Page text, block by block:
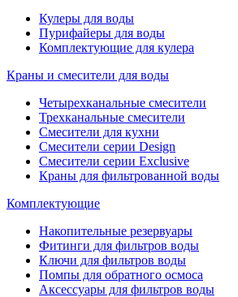
Кулеры для воды
Пурифайеры для воды
Комплектующие для кулера
Краны и смесители для воды
Четырехканальные смесители
Трехканальные смесители
Смесители для кухни
Смесители серии Design
Смесители серии Exclusive
Краны для фильтрованной воды
Комплектующие
Накопительные резервуары
Фитинги для фильтров воды
Ключи для фильтров воды
Помпы для обратного осмоса
Аксессуары для фильтров воды